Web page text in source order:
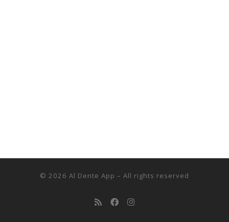
© 2026 Al Dente App – All rights reserved